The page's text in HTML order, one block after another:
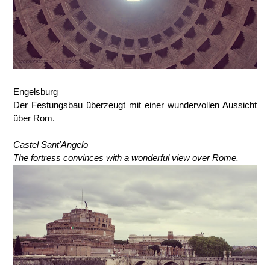
Engelsburg
Der Festungsbau überzeugt mit einer wundervollen Aussicht
über Rom.
Castel Sant'Angelo
The fortress convinces with a wonderful view over Rome.